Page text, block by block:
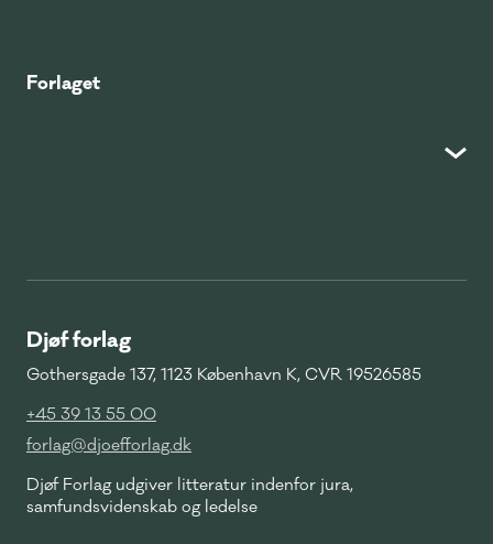
Forlaget
Djøf forlag
Gothersgade 137, 1123 København K, CVR 19526585
+45 39 13 55 00
forlag@djoefforlag.dk
Djøf Forlag udgiver litteratur indenfor jura,
samfundsvidenskab og ledelse